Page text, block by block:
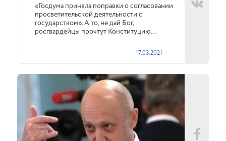
«Госдума приняла поправки о согласовании
просветительской деятельности с
государством». А то, не дай Бог,
росгвардейцы прочтут Конституцию…
17.03.2021